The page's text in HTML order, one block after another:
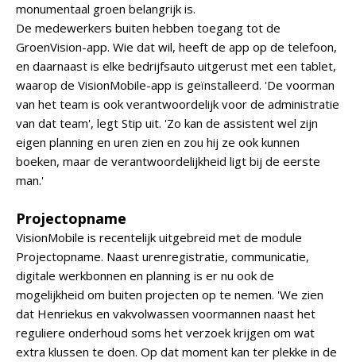
monumentaal groen belangrijk is.
De medewerkers buiten hebben toegang tot de
GroenVision-app. Wie dat wil, heeft de app op de telefoon,
en daarnaast is elke bedrijfsauto uitgerust met een tablet,
waarop de VisionMobile-app is geïnstalleerd. 'De voorman
van het team is ook verantwoordelijk voor de administratie
van dat team', legt Stip uit. 'Zo kan de assistent wel zijn
eigen planning en uren zien en zou hij ze ook kunnen
boeken, maar de verantwoordelijkheid ligt bij de eerste
man.'
Projectopname
VisionMobile is recentelijk uitgebreid met de module
Projectopname. Naast urenregistratie, communicatie,
digitale werkbonnen en planning is er nu ook de
mogelijkheid om buiten projecten op te nemen. 'We zien
dat Henriekus en vakvolwassen voormannen naast het
reguliere onderhoud soms het verzoek krijgen om wat
extra klussen te doen. Op dat moment kan ter plekke in de